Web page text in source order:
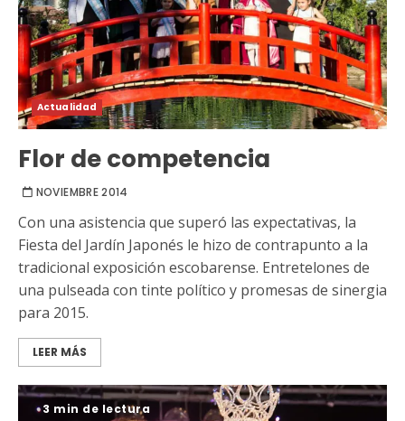
Actualidad
Flor de competencia
NOVIEMBRE 2014
Con una asistencia que superó las expectativas, la
Fiesta del Jardín Japonés le hizo de contrapunto a la
tradicional exposición escobarense. Entretelones de
una pulseada con tinte político y promesas de sinergia
para 2015.
LEER MÁS
3 min de lectura